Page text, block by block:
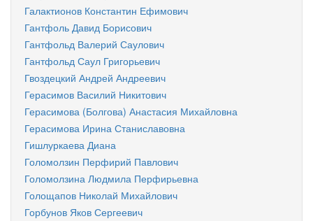
Галактионов Константин Ефимович
Гантфоль Давид Борисович
Гантфольд Валерий Саулович
Гантфольд Саул Григорьевич
Гвоздецкий Андрей Андреевич
Герасимов Василий Никитович
Герасимова (Болгова) Анастасия Михайловна
Герасимова Ирина Станиславовна
Гишлуркаева Диана
Голомолзин Перфирий Павлович
Голомолзина Людмила Перфирьевна
Голощапов Николай Михайлович
Горбунов Яков Сергеевич